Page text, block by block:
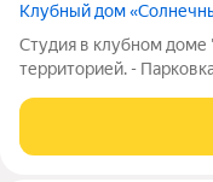
Клубный дом
Студия в клубном
территорией. -
(решаемо, аккредитив,
обременений).Подходит